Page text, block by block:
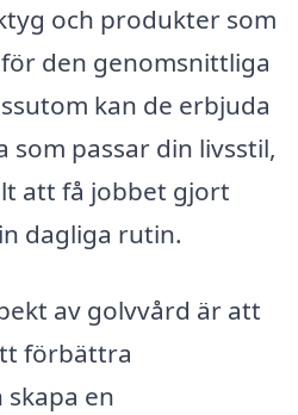
och produkter som
den genomsnittliga
kan de erbjuda
som passar din livsstil,
att få jobbet gjort
dagliga rutin.
av golvvård är att
förbättra
en